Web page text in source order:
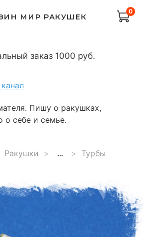
МИР РАКУШЕК
0
заказ 1000 руб.
Пишу о ракушках,
о себе и семье.
Ракушки ... Турбы